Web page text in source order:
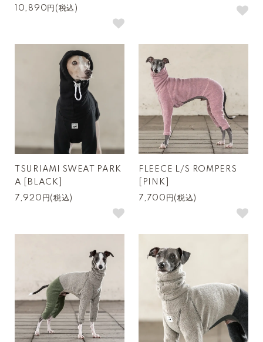
10,890円(税込)
TSURIAMI SWEAT PARK
A [BLACK]
7,920円(税込)
FLEECE L/S ROMPERS
[PINK]
7,700円(税込)